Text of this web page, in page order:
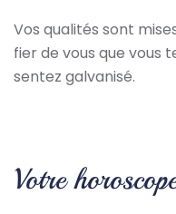
Vos qualités sont
fier de vous que vous
sentez galvanisé.
Votre